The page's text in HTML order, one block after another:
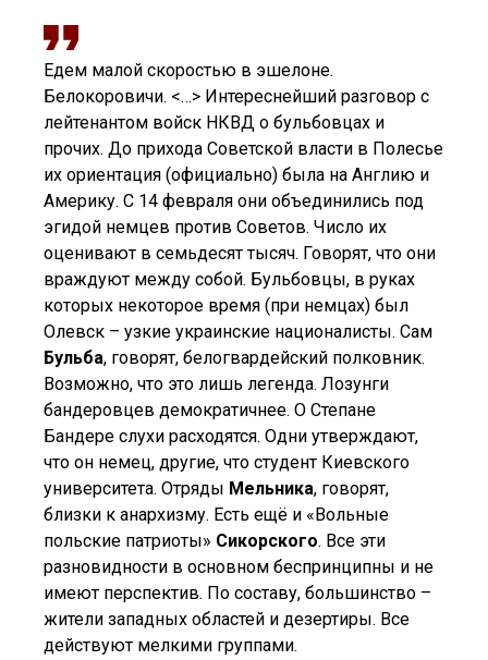
Едем малой скоростью в эшелоне.
Белокоровичи. <…> Интереснейший разговор с
лейтенантом войск НКВД о бульбовцах и
прочих. До прихода Советской власти в Полесье
их ориентация (официально) была на Англию и
Америку. С 14 февраля они объединились под
эгидой немцев против Советов. Число их
оценивают в семьдесят тысяч. Говорят, что они
враждуют между собой. Бульбовцы, в руках
которых некоторое время (при немцах) был
Олевск – узкие украинские националисты. Сам
Бульба, говорят, белогвардейский полковник.
Возможно, что это лишь легенда. Лозунги
бандеровцев демократичнее. О Степане
Бандере слухи расходятся. Одни утверждают,
что он немец, другие, что студент Киевского
университета. Отряды Мельника, говорят,
близки к анархизму. Есть ещё и «Вольные
польские патриоты» Сикорского. Все эти
разновидности в основном беспринципны и не
имеют перспектив. По составу, большинство –
жители западных областей и дезертиры. Все
действуют мелкими группами.